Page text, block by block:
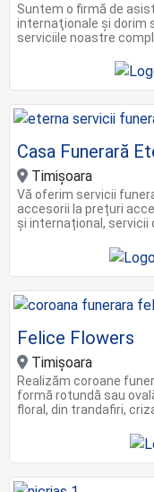
Suntem o firmă de
internaţionale şi dorim
serviciile noastre
Casa Funerară
Timişoara
Vă oferim servicii
accesorii la prețuri
și internațional, servicii
Felice Flowers
Timişoara
Realizăm coroane
formă rotundă sau
floral, din trandafiri,